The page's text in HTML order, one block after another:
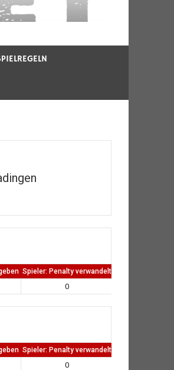
Spieler: Penalty verwandelt
0
Spieler: Penalty verwandelt
0